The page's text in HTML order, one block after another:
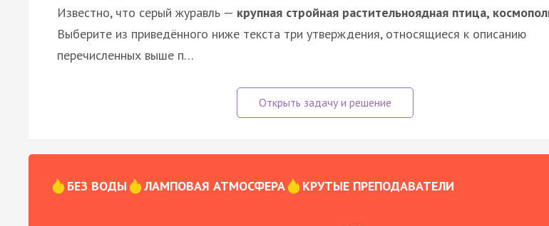
Известно, что серый журавль — крупная стройная растительноядная птица,
Выберите из приведённого ниже текста три утверждения, относящиеся к описанию
перечисленных выше п…
БЕЗ ВОДЫ ЛАМПОВАЯ АТМОСФЕРА КРУТЫЕ ПРЕПОДАВАТЕЛИ